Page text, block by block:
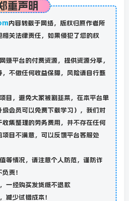
重声明
内容转载于网络，版权归原作者所
关法律责任，如果侵犯了您的权
赚平台的付费资源，提供资源分享，
不做任何收益保障，风险请自行甄
目，避免大家被割韭菜，在本平台单
会员可以免费下载学习），我们对
集整理的劳务费用，并不存在任何
目不满意，可以反馈平台客服处
等情况，请注意个人防范，谨防诈
责！
一经购买发货概不退款
减少试错成本！